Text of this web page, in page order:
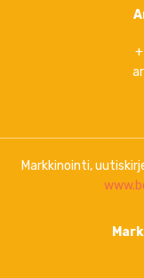
Markkinointi,